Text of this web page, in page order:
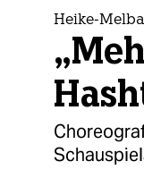
Heike-